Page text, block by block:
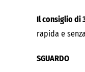
Il consiglio di
rapida e
SGUARDO